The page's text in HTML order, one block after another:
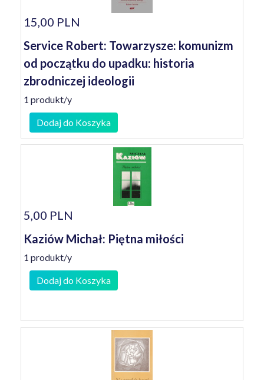
15,00 PLN
Service Robert: Towarzysze: komunizm
od początku do upadku: historia
zbrodniczej ideologii
1 produkt/y
Dodaj do Koszyka
5,00 PLN
Kaziów Michał: Piętna miłości
1 produkt/y
Dodaj do Koszyka